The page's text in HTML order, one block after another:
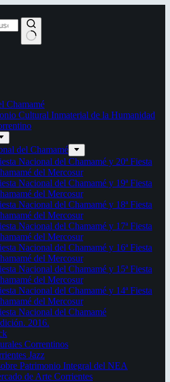
Chamamé
Cultural Inmaterial de la Humanidad
del Chamamé
Nacional del Chamamé y 20ª Fiesta
del Mercosur
Nacional del Chamamé y 19ª Fiesta
del Mercosur
Nacional del Chamamé y 18ª Fiesta
del Mercosur
Nacional del Chamamé y 17ª Fiesta
del Mercosur
Nacional del Chamamé y 16ª Fiesta
del Mercosur
Nacional del Chamamé y 15ª Fiesta
del Mercosur
Nacional del Chamamé y 14ª Fiesta
del Mercosur
Nacional del Chamamé
2016.
Correntinos
Jazz
Patrimonio Integral del NEA
de Arte Corrientes